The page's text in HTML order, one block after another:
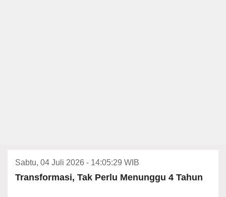
Sabtu, 04 Juli 2026 - 14:05:29 WIB
Transformasi, Tak Perlu Menunggu 4 Tahun